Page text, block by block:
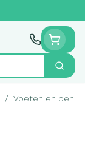
Zoek
/ Voeten en benen